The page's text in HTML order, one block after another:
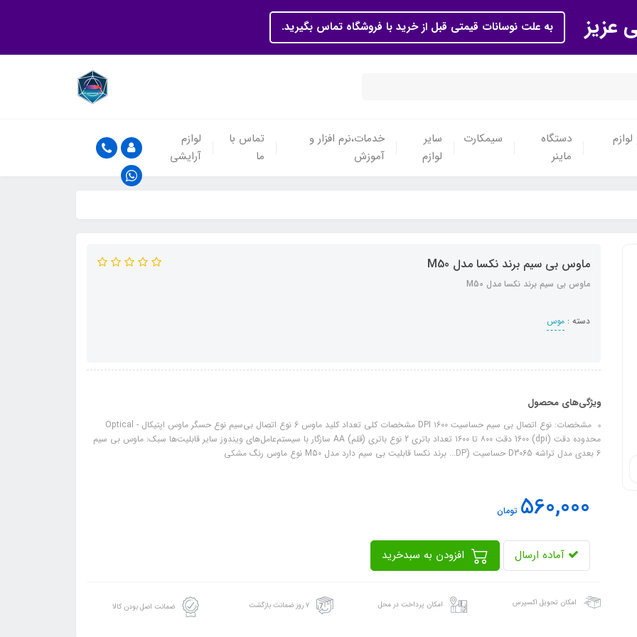
عزیز به علت نوسانات قیمتی قبل از خرید با فروشگاه تماس بگیرید.
دستگاه
ماینر
سیمکارت
سایر
لوازم
خدمات،نرم افزار و
آموزش
تماس با
ما
لوازم
آرایشی
ماوس بی سیم برند نکسا مدل M50
ماوس بی سیم برند نکسا مدل M50
دسته : موس
ویژگی‌های محصول
مشخصات: نوع اتصال بی سیم حساسیت ۱۶۰۰ DPI مشخصات کلی تعداد کلید ماوس 6 نوع اتصال بی‌سیم نوع حسگر ماوس اپتیکال - Optical
محدوده دقت (dpi) 1600 دقت ۸۰۰ تا ۱۶۰۰ تعداد باتری 2 نوع باتری (قلم) AA سازگار با سیستم‌عامل‌های ویندوز سایر قابلیت‌ها سبک: ماوس بی سیم
6 بعدی مدل تراشه D3065 حساسیت (DP... برند نکسا قابلیت بی سیم دارد مدل M50 نوع ماوس رنگ مشکی
560,000 تومان
آماده ارسال
امکان تحویل اکسپرس امکان پرداخت در محل ۷ روز ضمانت بازگشت ضمانت اصل بودن کالا